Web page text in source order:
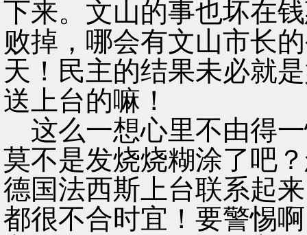
下来。文山的事也坏在
败掉，哪会有文山市长
天！民主的结果未必就
送上台的嘛！
这么一想心里不由得
莫不是发烧烧糊涂了吧
德国法西斯上台联系起
都很不合时宜！要警惕